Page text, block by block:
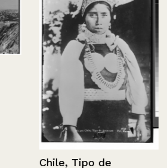
Chile, Tipo de